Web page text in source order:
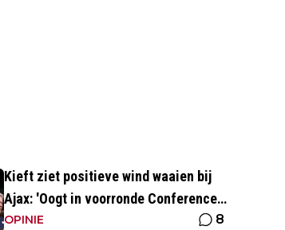
Kieft ziet positieve wind waaien bij
Ajax: 'Oogt in voorronde Conference
League fris en energiek'
OPINIE 8